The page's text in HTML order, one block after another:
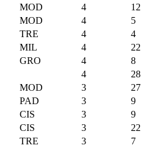
MOD 4
12
MOD 4
5
TRE 4
4
MIL 4
22
GRO 4
8
4
28
MOD 3
27
PAD 3
9
CIS 3
9
CIS 3
22
TRE 3
7